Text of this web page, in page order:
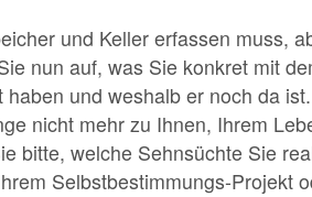
und Keller erfassen muss,
nun auf, was Sie konkret mit
und weshalb er noch da
nicht mehr zu Ihnen, Ihrem
bitte, welche Sehnsüchte Sie
Selbstbestimmungs-Projekt